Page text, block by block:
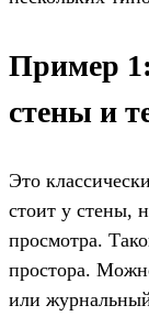
Пример
стены и
Это
стоит у стены,
просмотра.
простора.
или